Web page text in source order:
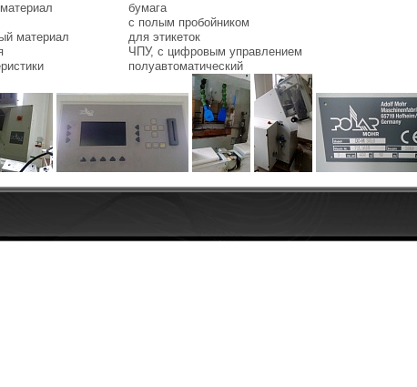
бумага
с полым пробойником
материал
для этикеток
ЧПУ, с цифровым управлением
полуавтоматический